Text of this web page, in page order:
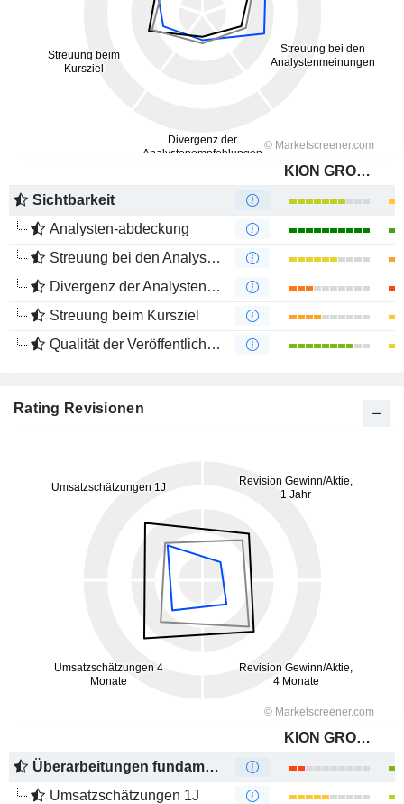
KION GROUP AG
Sichtbarkeit
Analysten-abdeckung
Streuung bei den Analystenmeinungen
Divergenz der Analystenempfehlungen
Streuung beim Kursziel
Qualität der Veröffentlichungen
Rating Revisionen
KION GROUP AG
Überarbeitungen fundamentaler Schätzungen
Umsatzschätzungen 1J